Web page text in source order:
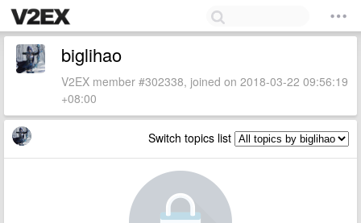
biglihao
V2EX member #302338, joined on 2018-03-22 09:56:19
+08:00
Switch topics list